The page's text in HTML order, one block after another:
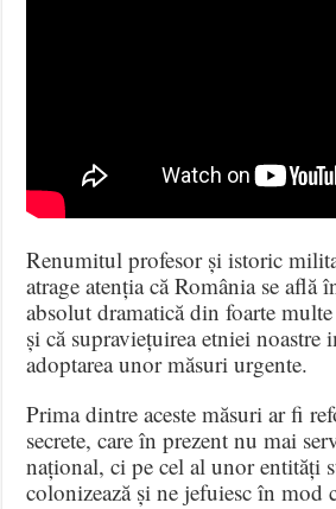
Renumitul profesor și istoric
atrage atenția că România se află
absolut dramatică din foarte
și că supraviețuirea etniei
adoptarea unor măsuri urgente.
Prima dintre aceste măsuri ar fi
secrete, care în prezent nu mai
național, ci pe cel al unor entități
colonizează și ne jefuiesc în mod